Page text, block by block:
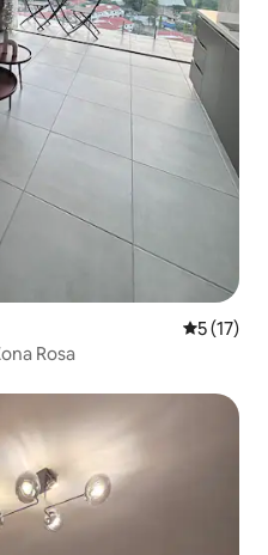
5 av 5 i
5 (17)
Rosa